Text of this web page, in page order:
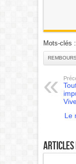
Mots-clés :
Le
Articles